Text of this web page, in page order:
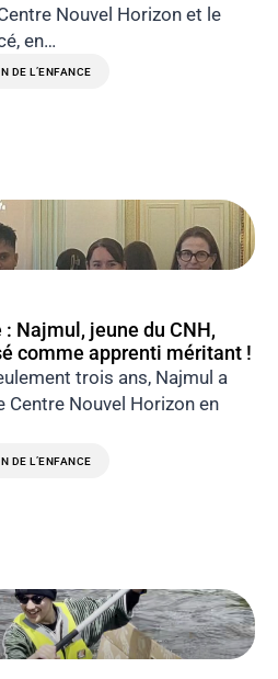
Nouvel Horizon et le
en…
DE L’ENFANCE
Najmul, jeune du CNH,
comme apprenti méritant !
trois ans, Najmul a
Centre Nouvel Horizon en
DE L’ENFANCE